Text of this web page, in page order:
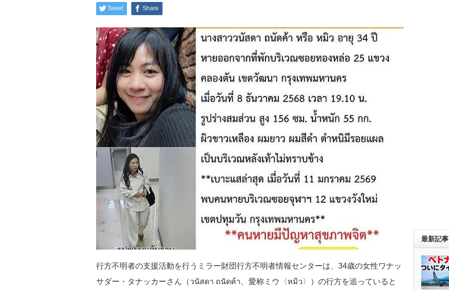
Tweet Share
行方不明者の支援活動を行うミラー財団行方不明者情報センターは、34歳の女性ワナッ
サダー・タナッカーさん（วนัสดา ถนัดค้า、愛称ミウ〈หมิว〉）の行方を追っていると
最新記事